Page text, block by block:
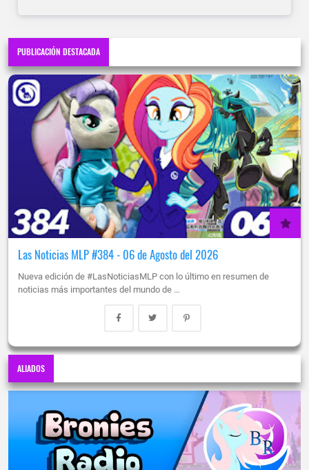
PUBLICACIÓN DESTACADA
Las Noticias MLP #384 - 06 de Agosto del 2026
Nueva edición de #LasNoticiasMLP con lo último en resumen de
noticias más importantes del mundo de …
ALIADOS